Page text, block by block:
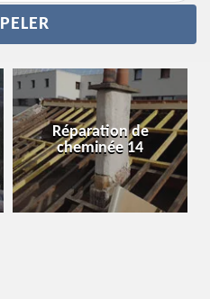
Réparation de
cheminée 14